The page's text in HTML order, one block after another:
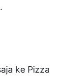
ke Pizza